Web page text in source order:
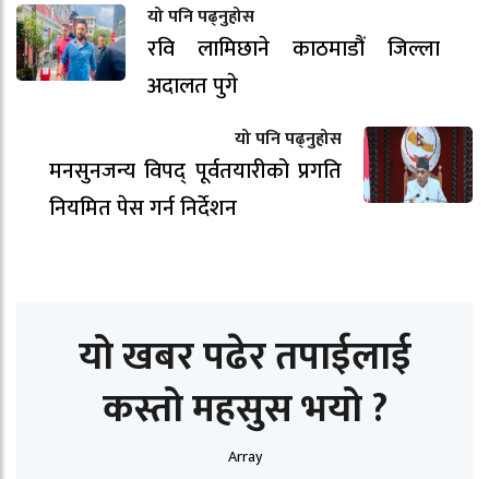
यो पनि पढ्नुहोस
रवि लामिछाने काठमाडौं जिल्ला
अदालत पुगे
यो पनि पढ्नुहोस
मनसुनजन्य विपद् पूर्वतयारीको प्रगति
नियमित पेस गर्न निर्देशन
यो खबर पढेर तपाईलाई
कस्तो महसुस भयो ?
Array